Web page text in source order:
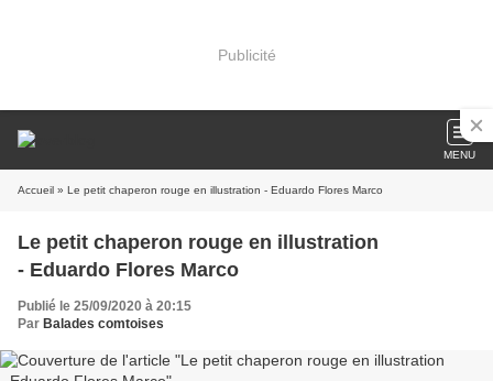
Publicité
MENU
Accueil » Le petit chaperon rouge en illustration - Eduardo Flores Marco
Le petit chaperon rouge en illustration
- Eduardo Flores Marco
Publié le 25/09/2020 à 20:15
Par Balades comtoises